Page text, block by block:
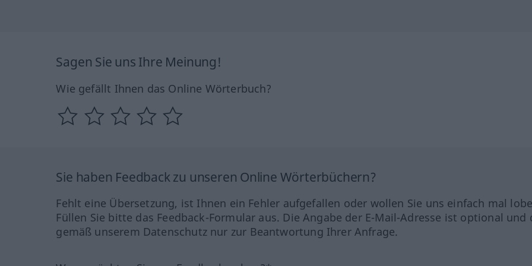
Sagen Sie uns Ihre Meinung!
Wie gefällt Ihnen das Online Wörterbuch?
Sie haben Feedback zu unseren Online Wörterbüchern?
Fehlt eine Übersetzung, ist Ihnen ein Fehler aufgefallen oder wollen Sie uns einfach mal
Füllen Sie bitte das Feedback-Formular aus. Die Angabe der E-Mail-Adresse ist optional und
gemäß unserem Datenschutz nur zur Beantwortung Ihrer Anfrage.